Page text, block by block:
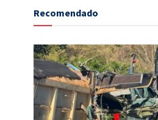
Recomendado